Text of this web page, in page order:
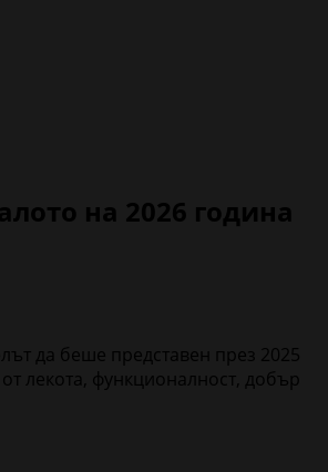
на 2026 година
да беше представен през 2025
лекота, функционалност, добър